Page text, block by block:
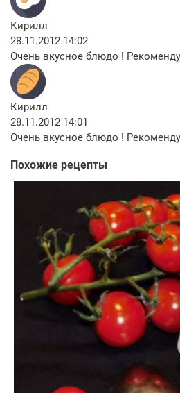
Кирилл
28.11.2012 14:02
Очень вкусное блюдо !
Кирилл
28.11.2012 14:01
Очень вкусное блюдо !
Похожие рецепты